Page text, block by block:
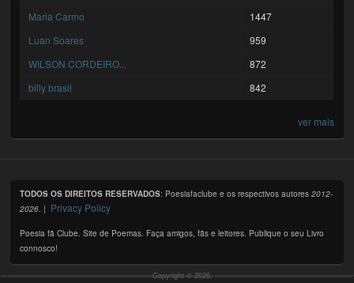
Maria Carmo
1447
Luan Soares
959
WILSON CORDEIRO...
872
billy brasil
842
ver mais
TODOS OS DIREITOS RESERVADOS: Poesiafaclube e os respectivos autores2012-
2026. | Privacy Policy
Poesia fã Clube. Site de Poemas. Faça amigos, fãs e leitores. Publique o seu Livro
connosco!
Copyright © 2026,